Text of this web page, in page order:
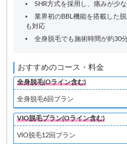
SHR方式を採用し、痛みが少
業界初のBBL機能を搭載した
も対応
全身脱毛でも施術時間が約30
おすすめのコース・料金
全身脱毛(Oライン含む)
全身脱毛6回プラン
VIO脱毛プラン(Oライン含む)
VIO脱毛12回プラン